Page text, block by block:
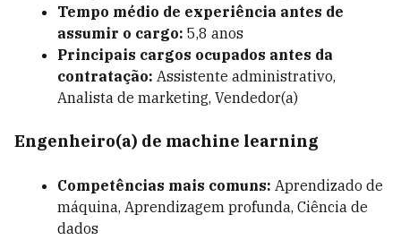
Tempo médio de experiência antes de
assumir o cargo: 5,8 anos
Principais cargos ocupados antes da
contratação: Assistente administrativo,
Analista de marketing, Vendedor(a)
Engenheiro(a) de machine learning
Competências mais comuns: Aprendizado de
máquina, Aprendizagem profunda, Ciência de
dados